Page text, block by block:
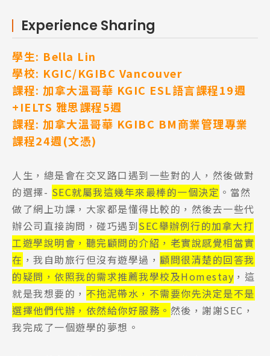
Experience Sharing
學生: Bella Lin
學校: KGIC/KGIBC Vancouver
課程: 加拿大溫哥華 KGIC ESL語言課程19週
+IELTS 雅思課程5週
課程: 加拿大溫哥華 KGIBC BM商業管理專業
課程24週(文憑)
人生，總是會在交叉路口遇到一些對的人，然後做對
的選擇- SEC就屬我這幾年來最棒的一個決定 。當然
做了網上功課，大家都是懂得比較的，然後去一些代
辦公司直接詢問，碰巧遇到SEC舉辦例行的加拿大打
工遊學說明會，聽完顧問的介紹，老實說感覺相當實
在 ，我自助旅行但沒有遊學過， 顧問很清楚的回答我
的疑問，依照我的需求推薦我學校及Homestay ，這
就是我想要的， 不拖泥帶水，不需要你先決定是不是
選擇他們代辦，依然給你好服務。 然後，謝謝SEC，
我完成了一個遊學的夢想。